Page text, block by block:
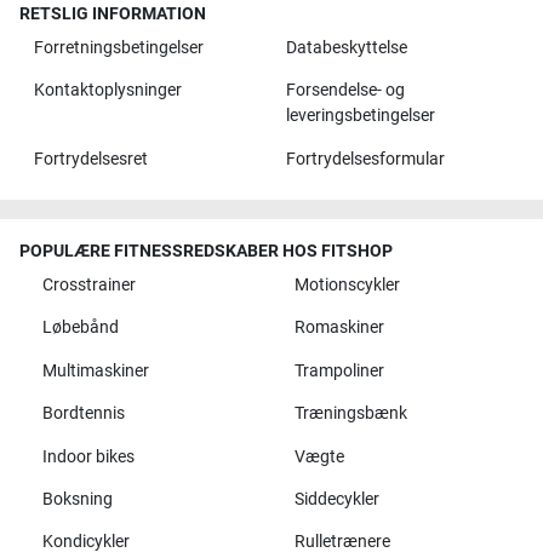
RETSLIG INFORMATION
Forretningsbetingelser
Databeskyttelse
Kontaktoplysninger
Forsendelse- og
leveringsbetingelser
Fortrydelsesret Fortrydelsesformular
POPULÆRE FITNESSREDSKABER HOS FITSHOP
Crosstrainer
Motionscykler
Løbebånd Romaskiner
Multimaskiner Trampoliner
Bordtennis Træningsbænk
Indoor bikes Vægte
Boksning Siddecykler
Kondicykler Rulletrænere